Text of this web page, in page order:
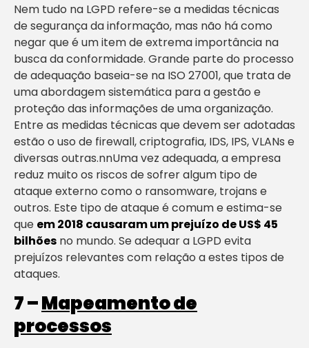
Nem tudo na LGPD refere-se a medidas técnicas
de segurança da informação, mas não há como
negar que é um item de extrema importância na
busca da conformidade. Grande parte do processo
de adequação baseia-se na ISO 27001, que trata de
uma abordagem sistemática para a gestão e
proteção das informações de uma organização.
Entre as medidas técnicas que devem ser adotadas
estão o uso de firewall, criptografia, IDS, IPS, VLANs e
diversas outras.nnUma vez adequada, a empresa
reduz muito os riscos de sofrer algum tipo de
ataque externo como o ransomware, trojans e
outros. Este tipo de ataque é comum e estima-se
que em 2018 causaram um prejuízo de US$ 45
bilhões no mundo. Se adequar a LGPD evita
prejuízos relevantes com relação a estes tipos de
ataques.
7 –Mapeamento de
processos